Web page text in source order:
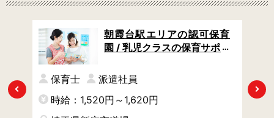
Previous
朝霞台駅エリアの認可保育
園 / 乳児クラスの保育サポー
チェックのみ / 週4日からO
保育士
派遣社員
時給：1,520円～1,620円
Next